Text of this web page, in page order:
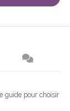
guide pour choisir